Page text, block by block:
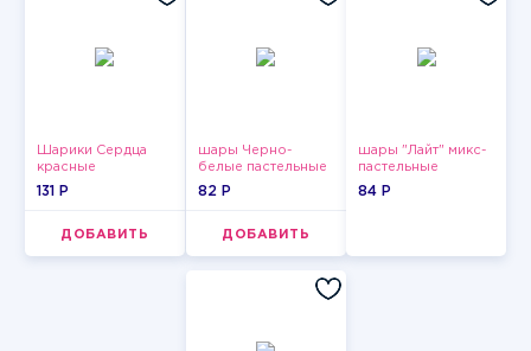
Шарики Сердца
красные
131 P
ДОБАВИТЬ
шары Черно-
белые пастельные
82 P
ДОБАВИТЬ
шары "Лайт" микс-
пастельные
84 P